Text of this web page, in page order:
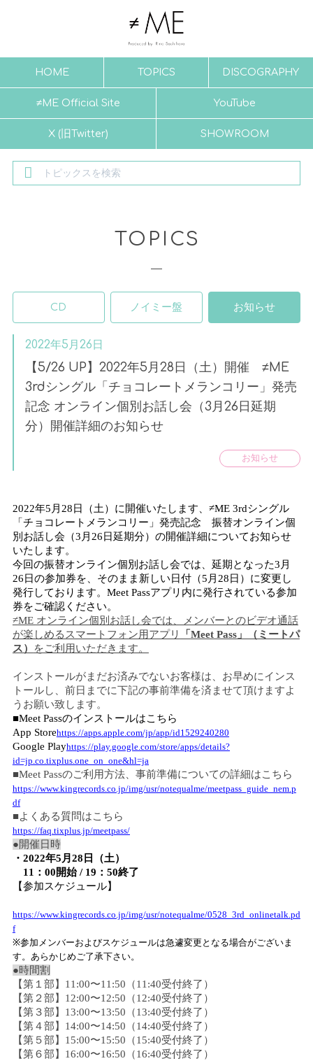
HOME TOPICS DISCOGRAPHY
≠ME Official Site YouTube
X (旧Twitter) SHOWROOM
TOPICS
CD ノイミー盤 お知らせ
2022年5月26日
【5/26 UP】2022年5月28日（土）開催 ≠ME
3rdシングル「チョコレートメランコリー」発売
記念 オンライン個別お話し会（3月26日延期
分）開催詳細のお知らせ
お知らせ
2022年5 月 28 日（土）に開催いたします、 ≠ME 3rdシングル
「チョコレートメランコリー」発売記念 振替オンライン個
別お話し会（3 月 26 日延期分）の開催詳細についてお知らせ
いたします。
今回の振替オンライン個別お話し会では、延期となった3 月
26 日の参加券を、そのまま新しい日付（5 月 28 日）に変更し
発行しております。 Meet Passアプリ内に発行されている参加
券をご確認ください。
≠ME オンライン個別お話し会では、メンバーとのビデオ通話
が楽しめるスマートフォン用アプリ
「 Meet Pass」（ミートパ
ス）
をご利用いただきます。
インストールがまだお済みでないお客様は、お早めにインス
トールし、前日までに下記の事前準備を済ませて頂けますよ
うお願い致します。
■Meet Passのインストールはこちら
App Storehttps://apps.apple.com/jp/app/id1529240280
Google Playhttps://play.google.com/store/apps/details?
id=jp.co.tixplus.one_on_one&hl=ja
■Meet Passのご利用方法、事前準備についての詳細はこちら
https://www.kingrecords.co.jp/img/usr/notequalme/meetpass_guide_nem.p
df
■よくある質問はこちら
https://faq.tixplus.jp/meetpass/
●開催日時
・ 2022年5 月 28 日（土）
11 ： 00開始 / 19 ： 50終了
【参加スケジュール】
https://www.kingrecords.co.jp/img/usr/notequalme/0528_3rd_onlinetalk.pd
f
※参加メンバーおよびスケジュールは急遽変更となる場合がございま
す。あらかじめご了承下さい。
●時間割
【第１部】 11:00〜11:50 （11:40受付終了）
【第２部】 12:00〜12:50 （12:40受付終了）
【第３部】 13:00〜13:50 （13:40受付終了）
【第４部】 14:00〜14:50 （14:40受付終了）
【第５部】 15:00〜15:50 （15:40受付終了）
【第６部】 16:00〜16:50 （16:40受付終了）